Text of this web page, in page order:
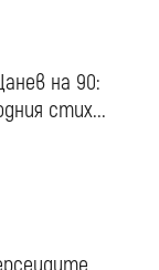
на 90:
стих...